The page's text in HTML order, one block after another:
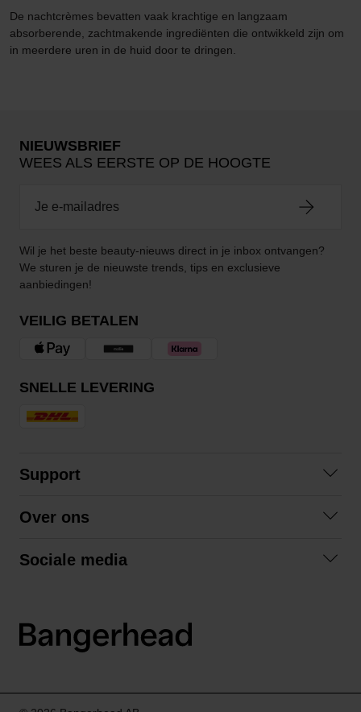
De nachtcrèmes bevatten vaak krachtige en langzaam
absorberende, zachtmakende ingrediënten die ontwikkeld zijn om
in meerdere uren in de huid door te dringen.
NIEUWSBRIEF
WEES ALS EERSTE OP DE HOOGTE
Wil je het beste beauty-nieuws direct in je inbox ontvangen?
We sturen je de nieuwste trends, tips en exclusieve
aanbiedingen!
VEILIG BETALEN
SNELLE LEVERING
Support
Algemene voorwaarden
Over ons
Sociale media
LinkedIn